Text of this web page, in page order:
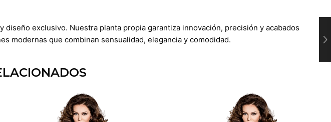
exclusivo. Nuestra planta propia garantiza innovación, precisión y acabados
modernas que combinan sensualidad, elegancia y comodidad.